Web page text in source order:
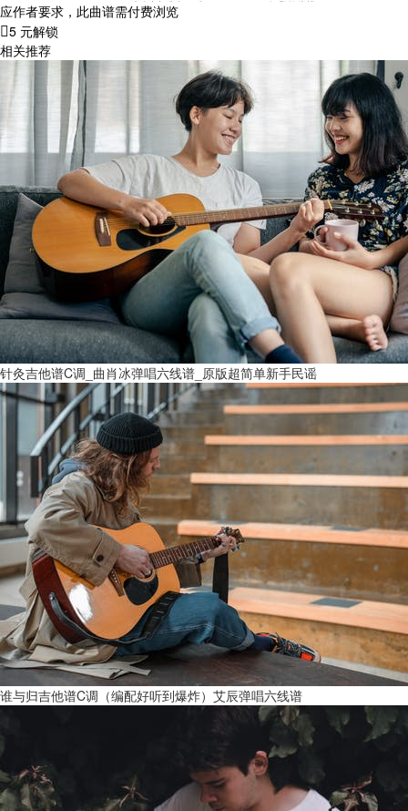
应作者要求，此曲谱需付费浏览
5 元解锁
相关推荐
针灸吉他谱C调_曲肖冰弹唱六线谱_原版超简单新手民谣
谁与归吉他谱C调（编配好听到爆炸）艾辰弹唱六线谱